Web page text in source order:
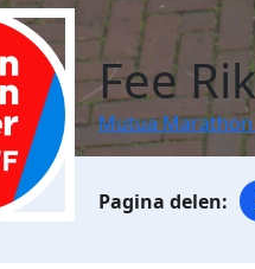
Fee
Mutua Marathon